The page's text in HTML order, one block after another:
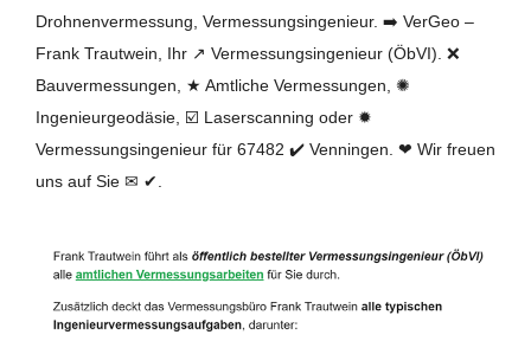
Drohnenvermessung, Vermessungsingenieur. ➡️ VerGeo –
Frank Trautwein, Ihr ↗️ Vermessungsingenieur (ÖbVI). ❌
Bauvermessungen, ★ Amtliche Vermessungen, ✺
Ingenieurgeodäsie, ☑️ Laserscanning oder ✹
Vermessungsingenieur für 67482 ✔️ Venningen. ❤ Wir freuen
uns auf Sie ✉ ✔.